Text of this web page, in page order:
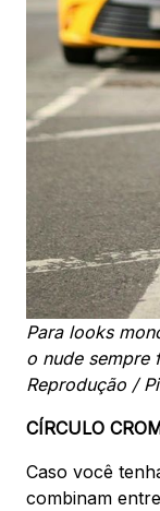
Para looks
o nude sempre
Reprodução /
CÍRCULO
Caso você
combinam